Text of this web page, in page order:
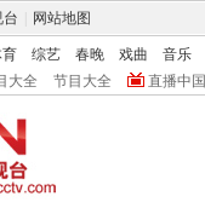
台 网站地图
综艺 春晚 戏曲 音乐
大全 节目大全 直播中国